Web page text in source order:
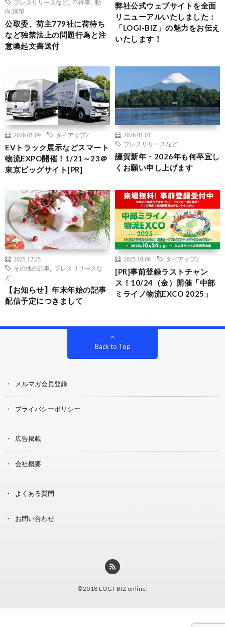
プレスリリースなど
不祥事
動
向/展望
公取委、荷主779社に荷待ち
など独禁法上の問題行為と注
意喚起文書送付
弊社公式ウェブサイトを全面
リニューアルいたしました：
「LOGI-BIZ」の魅力をお伝え
いたします！
2026.01.09 タイアップ2
EVトラック展示などスマート
物流EXPO開催！1/21～23＠
東京ビッグサイト[PR]
2026.01.01
プレスリリースなど
謹賀新年・2026年も何卒宜し
くお願い申し上げます
2025.12.25
その他の記事
プレスリリースな
ど
【お知らせ】年末年始の記事
配信予定につきまして
2025.10.06 タイアップ2
[PR]事前登録ラストチャン
ス！10/24（金）開催「中部
ミライノ物流EXCO 2025」
Back to Top
メルマガ会員登録
プライバシーポリシー
広告掲載
会社概要
よくある質問
お問い合わせ
©2018 LOGI-BIZ online